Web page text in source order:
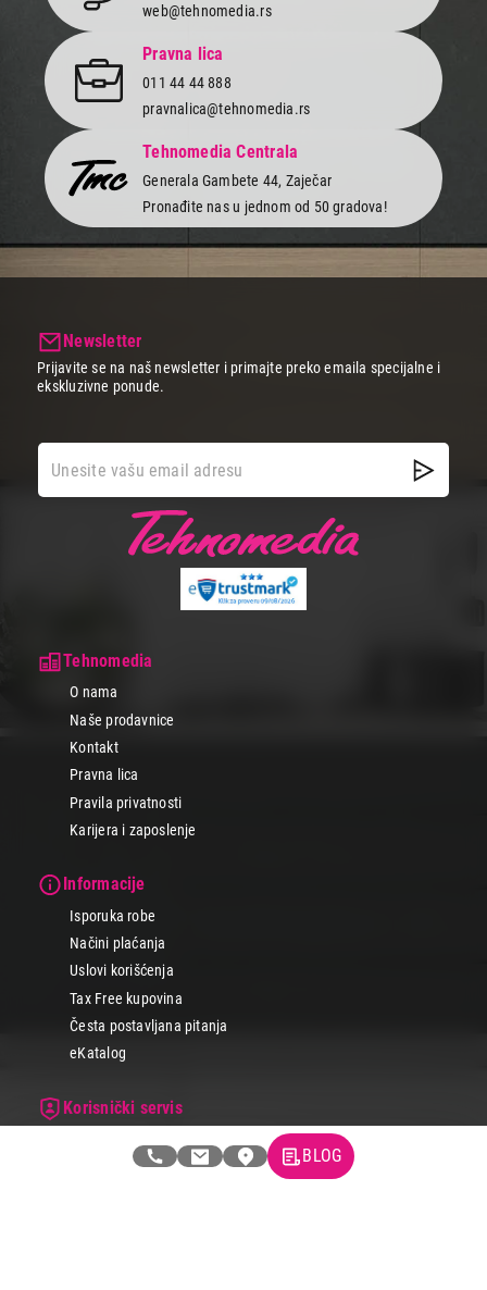
web@tehnomedia.rs
Pravna lica
011 44 44 888
pravnalica@tehnomedia.rs
Tehnomedia Centrala
Generala Gambete 44, Zaječar
Pronađite nas u jednom od 50 gradova!
Tehnomedia
O nama
Naše prodavnice
Kontakt
Pravna lica
Pravila privatnosti
Karijera i zaposlenje
Informacije
Isporuka robe
Načini plaćanja
Uslovi korišćenja
Tax Free kupovina
Česta postavljana pitanja
eKatalog
Korisnički servis
Vraćanje robe
Newsletter
Prijavite se na naš newsletter i primajte preko emaila specijalne i
ekskluzivne ponude.
BLOG